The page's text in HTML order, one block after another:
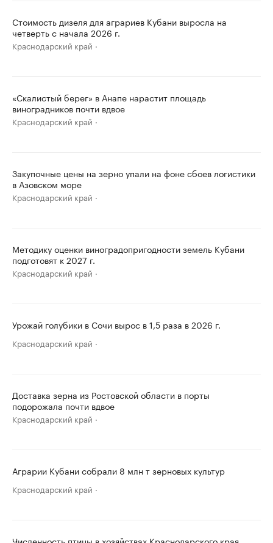
Стоимость дизеля для аграриев Кубани выросла на
четверть с начала 2026 г.
Краснодарский край
«Скалистый берег» в Анапе нарастит площадь
виноградников почти вдвое
Краснодарский край
Закупочные цены на зерно упали на фоне сбоев логистики
в Азовском море
Краснодарский край
Методику оценки виноградопригодности земель Кубани
подготовят к 2027 г.
Краснодарский край
Урожай голубики в Сочи вырос в 1,5 раза в 2026 г.
Краснодарский край
Доставка зерна из Ростовской области в порты
подорожала почти вдвое
Краснодарский край
Аграрии Кубани собрали 8 млн т зерновых культур
Краснодарский край